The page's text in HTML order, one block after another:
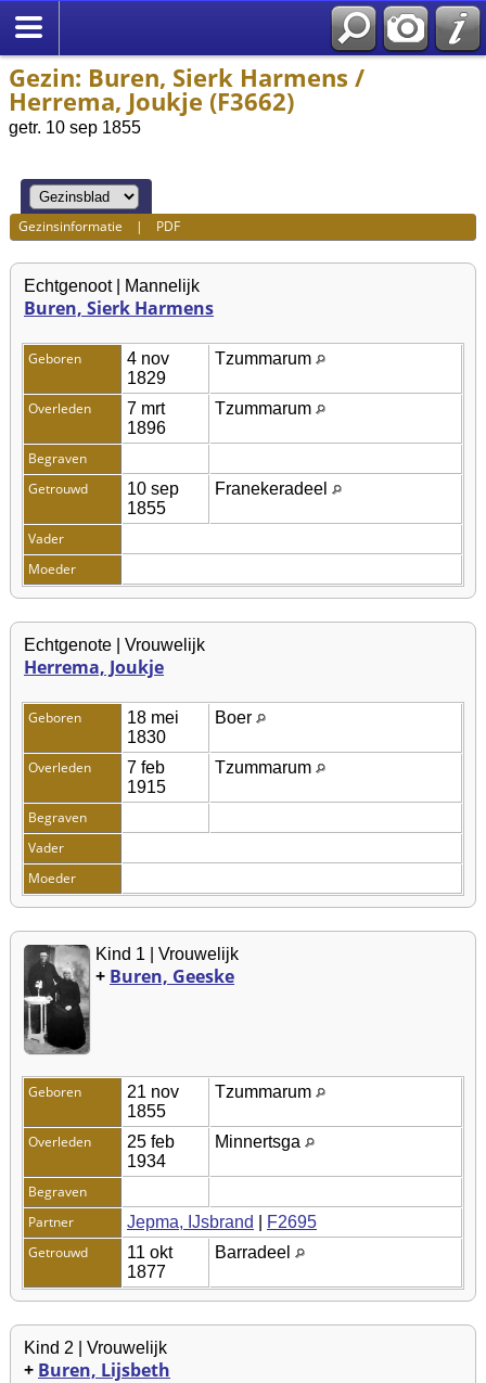
Gezin: Buren, Sierk Harmens /
Herrema, Joukje (F3662)
getr. 10 sep 1855
Gezinsinformatie | PDF
Echtgenoot | Mannelijk
Buren, Sierk Harmens
Geboren
4 nov
1829
Tzummarum
Overleden
7 mrt
1896
Tzummarum
Begraven
Getrouwd
10 sep
1855
Franekeradeel
Vader
Moeder
Echtgenote | Vrouwelijk
Herrema, Joukje
Geboren
18 mei
1830
Boer
Overleden
7 feb
1915
Tzummarum
Begraven
Vader
Moeder
Kind 1 | Vrouwelijk
+ Buren, Geeske
Geboren
21 nov
1855
Tzummarum
Overleden
25 feb
1934
Minnertsga
Begraven
Partner
Jepma, IJsbrand
F2695
Getrouwd
11 okt
1877
Barradeel
Kind 2 | Vrouwelijk
+ Buren, Lijsbeth